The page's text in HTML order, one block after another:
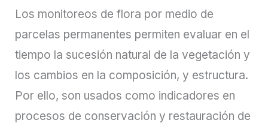
Los monitoreos de flora por medio de
parcelas permanentes permiten evaluar en el
tiempo la sucesión natural de la vegetación y
los cambios en la composición, y estructura.
Por ello, son usados como indicadores en
procesos de conservación y restauración de